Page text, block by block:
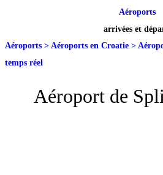
Aéroports
arrivées et
Aéroports > Aéroports en Croatie >
temps réel
Aéroport de